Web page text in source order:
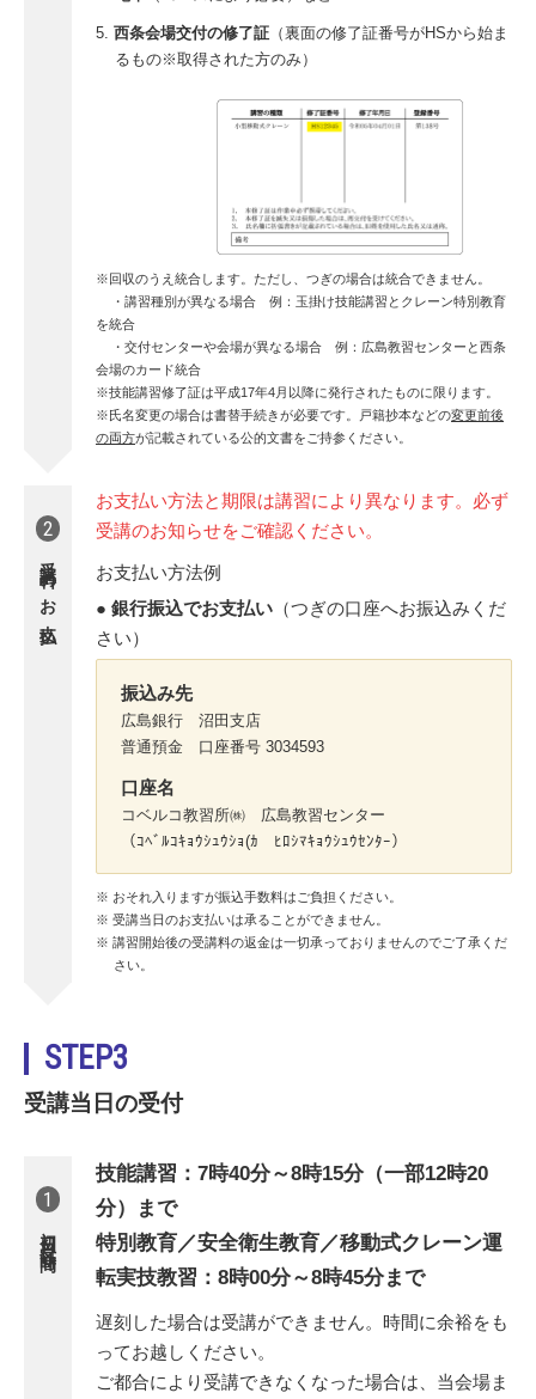
西条会場交付の修了証 （裏面の修了証番号がHSから始ま
るもの※取得された方のみ）
※回収のうえ統合します。ただし、つぎの場合は統合できません。
・講習種別が異なる場合 例：玉掛け技能講習とクレーン特別教育
を統合
・交付センターや会場が異なる場合 例：広島教習センターと西条
会場のカード統合
※技能講習修了証は平成17年4月以降に発行されたものに限ります。
※氏名変更の場合は書替手続きが必要です。戸籍抄本などの変更前後
の両方が記載されている公的文書をご持参ください。
2
受講料のお支払い
お支払い方法と期限は講習により異なります。必ず
受講のお知らせをご確認ください。
お支払い方法例
● 銀行振込でお支払い （つぎの口座へお振込みくだ
さい）
振込み先
広島銀行 沼田支店
普通預金 口座番号 3034593
口座名
コベルコ教習所㈱ 広島教習センター
（ｺﾍﾞﾙｺｷｮｳｼｭｳｼｮ(ｶ ﾋﾛｼﾏｷｮｳｼｭｳｾﾝﾀｰ）
おそれ入りますが振込手数料はご負担ください。
受講当日のお支払いは承ることができません。
講習開始後の受講料の返金は一切承っておりませんのでご了承くだ
さい。
STEP3
受講当日の受付
1
初日受付時間
技能講習：7時40分～8時15分（一部12時20
分）まで
特別教育／安全衛生教育／移動式クレーン運
転実技教習：8時00分～8時45分まで
遅刻した場合は受講ができません。時間に余裕をも
ってお越しください。
ご都合により受講できなくなった場合は、当会場ま